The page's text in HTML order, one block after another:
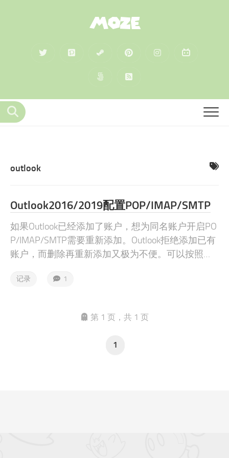
MOZE
outlook
Outlook2016/2019配置POP/IMAP/SMTP
如果Outlook已经添加了账户，想为同名账户开启PO
P/IMAP/SMTP需要重新添加。Outlook拒绝添加已有
账户，而删除再重新添加又极为不便。可以按照本
2016/2019。
记录 1
第 1 页，共 1 页
1